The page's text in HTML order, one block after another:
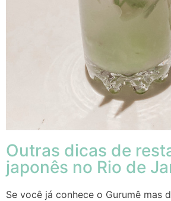
Outras dicas de
japonês no Rio de
Se você já conhece o Gurumê mas